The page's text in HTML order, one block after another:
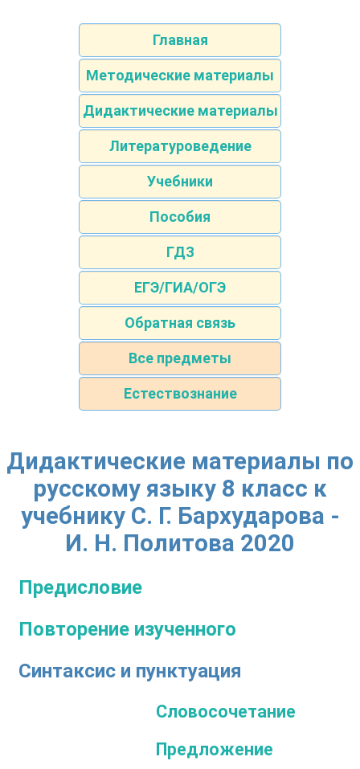
Главная
Методические материалы
Дидактические материалы
Литературоведение
Учебники
Пособия
ГДЗ
ЕГЭ/ГИА/ОГЭ
Обратная связь
Все предметы
Естествознание
Дидактические материалы по
русскому языку 8 класс к
учебнику С. Г. Бархударова -
И. Н. Политова 2020
Предисловие
Повторение изученного
Синтаксис и пунктуация
Словосочетание
Предложение